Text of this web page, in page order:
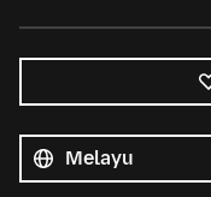
bahasa
Bahasa